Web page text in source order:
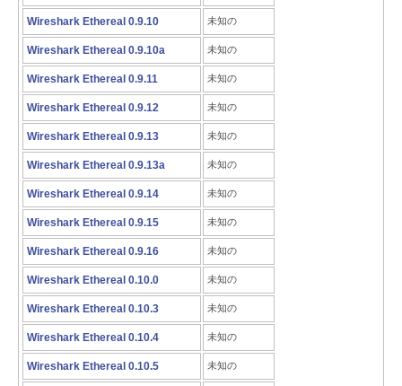
Wireshark Ethereal 0.9.10 未知の
Wireshark Ethereal 0.9.10a 未知の
Wireshark Ethereal 0.9.11 未知の
Wireshark Ethereal 0.9.12 未知の
Wireshark Ethereal 0.9.13 未知の
Wireshark Ethereal 0.9.13a 未知の
Wireshark Ethereal 0.9.14 未知の
Wireshark Ethereal 0.9.15 未知の
Wireshark Ethereal 0.9.16 未知の
Wireshark Ethereal 0.10.0 未知の
Wireshark Ethereal 0.10.3 未知の
Wireshark Ethereal 0.10.4 未知の
Wireshark Ethereal 0.10.5 未知の